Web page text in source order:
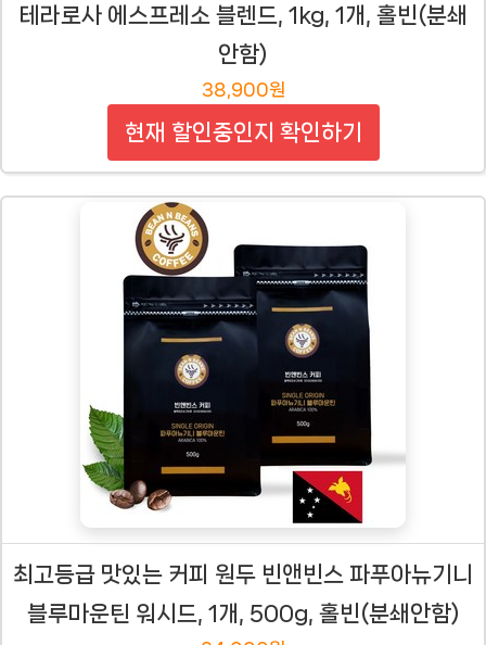
테라로사 에스프레소 블렌드, 1kg, 1개, 홀빈(분쇄
안함)
38,900원
현재 할인중인지 확인하기
최고등급 맛있는 커피 원두 빈앤빈스 파푸아뉴기니
블루마운틴 워시드, 1개, 500g, 홀빈(분쇄안함)